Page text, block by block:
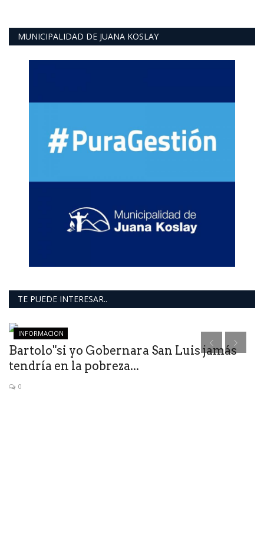
MUNICIPALIDAD DE JUANA KOSLAY
TE PUEDE INTERESAR..
INFORMACION
Bartolo"si yo Gobernara San Luis jamás
tendría en la pobreza...
0